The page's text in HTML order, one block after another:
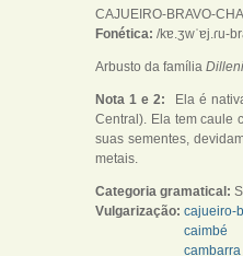
CAJUEIRO-BRAVO-
Fonética: /kɐ.ʒwˈɐj.ɾu-
Arbusto da família
Nota 1 e 2: Ela é
Central). Ela tem caule
suas sementes,
metais.
Categoria gramatical:
Vulgarização: cajueiro-
caimbé
cambarra